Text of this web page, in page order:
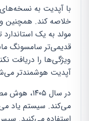
با آپدیت به
خلاصه کند.
مولد به یک
قدیمی‌تر سامسونگ
ویژگی‌ها را دریافت
آپدیت هوشمندتر
در سال
می‌کند. سیستم یاد